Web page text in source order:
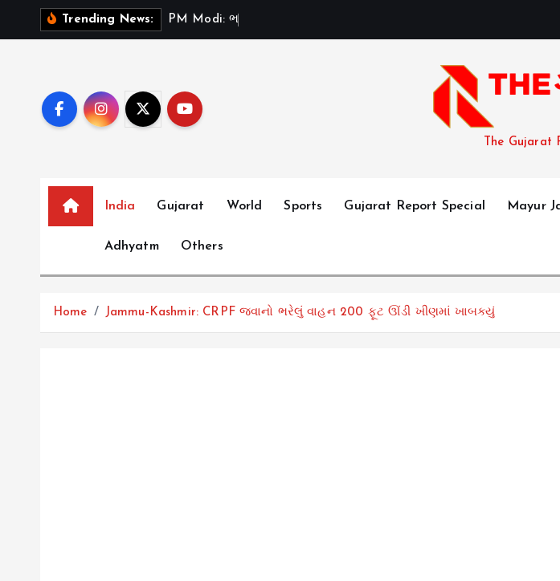
Trending News: P M M o d i: ભ
The Gujarat
India Gujarat World Sports Gujarat Report Special Mayur
Adhyatm Others
Home Jammu-Kashmir: CRPF જવાનો ભરેલું વાહન 200 ફૂટ ઊંડી ખીણમાં ખાબક્યું